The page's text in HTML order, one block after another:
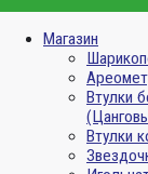
Магазин
Втулки
Втулки